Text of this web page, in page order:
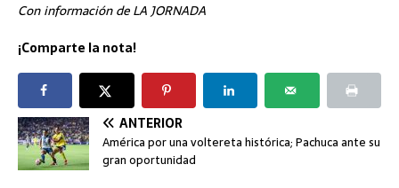
Con información de LA JORNADA
¡Comparte la nota!
ANTERIOR
América por una voltereta histórica; Pachuca ante su
gran oportunidad